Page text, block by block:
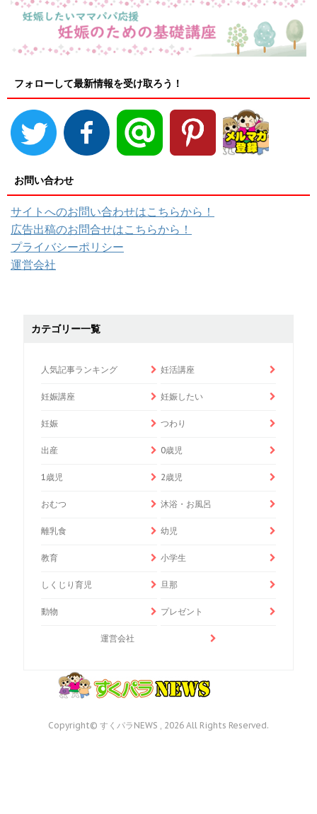
フォローして最新情報を受け取ろう！
お問い合わせ
サイトへのお問い合わせはこちらから！
広告出稿のお問合せはこちらから！
プライバシーポリシー
運営会社
カテゴリー一覧
人気記事ランキング 妊活講座
妊娠講座 妊娠したい
妊娠 つわり
出産 0歳児
1歳児 2歳児
おむつ 沐浴・お風呂
離乳食 幼児
教育 小学生
しくじり育児 旦那
動物 プレゼント
運営会社
Copyright© すくパラNEWS , 2026 All Rights Reserved.